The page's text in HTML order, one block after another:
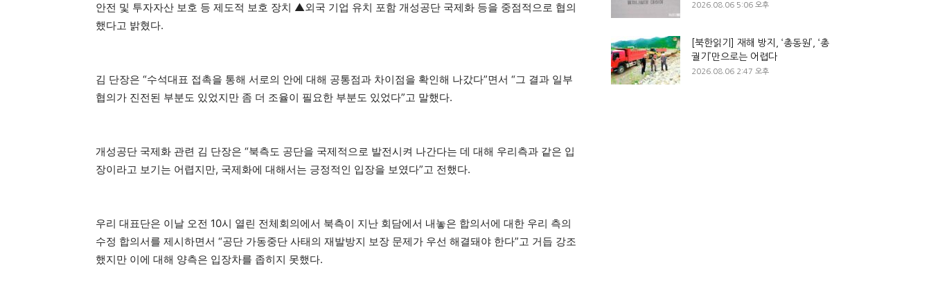
안전 및 투자자산 보호 등 제도적 보호 장치 ▲외국 기업 유치 포함 개성공단 국제화 등을 중점적으로 협의
했다고 밝혔다.
김 단장은 “수석대표 접촉을 통해 서로의 안에 대해 공통점과 차이점을 확인해 나갔다”면서 “그 결과 일부
협의가 진전된 부분도 있었지만 좀 더 조율이 필요한 부분도 있었다”고 말했다.
개성공단 국제화 관련 김 단장은 “북측도 공단을 국제적으로 발전시켜 나간다는 데 대해 우리측과 같은 입
장이라고 보기는 어렵지만, 국제화에 대해서는 긍정적인 입장을 보였다”고 전했다.
우리 대표단은 이날 오전 10시 열린 전체회의에서 북측이 지난 회담에서 내놓은 합의서에 대한 우리 측의
수정 합의서를 제시하면서 “공단 가동중단 사태의 재발방지 보장 문제가 우선 해결돼야 한다”고 거듭 강조
했지만 이에 대해 양측은 입장차를 좁히지 못했다.
2026.08.06 5:06 오후
[북한읽기] 재해 방지, ‘총동원’, ‘총
궐기’만으로는 어렵다
2026.08.06 2:47 오후